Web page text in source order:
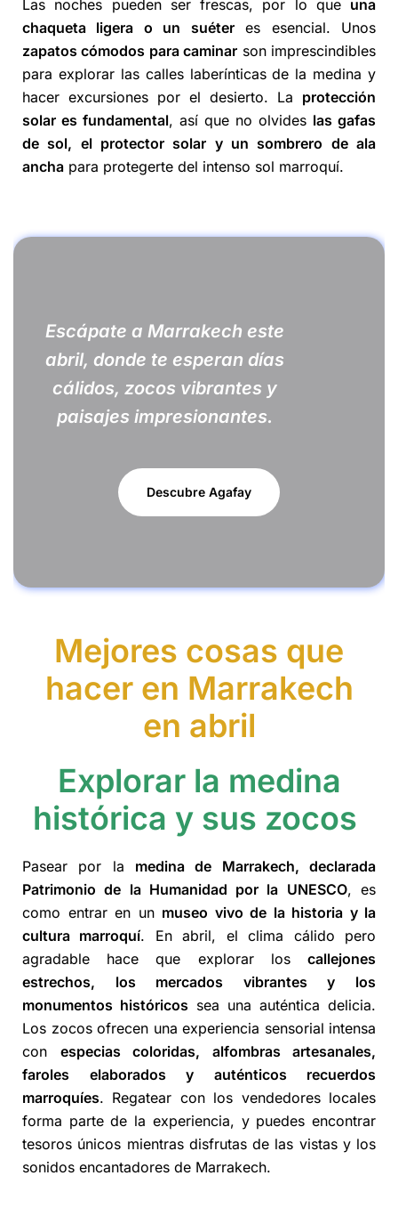
Las noches pueden ser frescas, por lo que una
chaqueta ligera o un suéteres esencial. Unos
zapatos cómodos para caminar son imprescindibles
para explorar las calles laberínticas de la medina y
hacer excursiones por el desierto. La protección
solar es fundamental, así que no olvides las gafas
de sol, el protector solar y un sombrero de ala
ancha para protegerte del intenso sol marroquí.
Escápate a Marrakech este
abril, donde te esperan días
cálidos, zocos vibrantes y
paisajes impresionantes.
Descubre Agafay
Mejores cosas que
hacer en Marrakech
en abril
Explorar la medina
histórica y sus zocos
Pasear por la medina de Marrakech, declarada
Patrimonio de la Humanidad por la UNESCO, es
como entrar en un museo vivo de la historia y la
cultura marroquí. En abril, el clima cálido pero
agradable hace que explorar los callejones
estrechos, los mercados vibrantes y los
monumentos históricos sea una auténtica delicia.
Los zocos ofrecen una experiencia sensorial intensa
con especias coloridas, alfombras artesanales,
faroles elaborados y auténticos recuerdos
marroquíes. Regatear con los vendedores locales
forma parte de la experiencia, y puedes encontrar
tesoros únicos mientras disfrutas de las vistas y los
sonidos encantadores de Marrakech.